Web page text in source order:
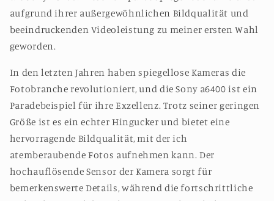
aufgrund ihrer außergewöhnlichen Bildqualität und
beeindruckenden Videoleistung zu meiner ersten Wahl
geworden.
In den letzten Jahren haben spiegellose Kameras die
Fotobranche revolutioniert, und die Sony a6400 ist ein
Paradebeispiel für ihre Exzellenz. Trotz seiner geringen
Größe ist es ein echter Hingucker und bietet eine
hervorragende Bildqualität, mit der ich
atemberaubende Fotos aufnehmen kann. Der
hochauflösende Sensor der Kamera sorgt für
bemerkenswerte Details, während die fortschrittliche